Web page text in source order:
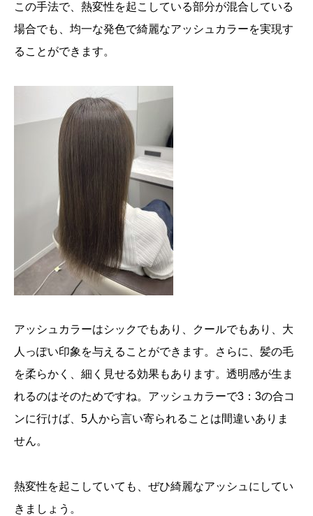
この手法で、熱変性を起こしている部分が混合している
場合でも、均一な発色で綺麗なアッシュカラーを実現す
ることができます。
アッシュカラーはシックでもあり、クールでもあり、大
人っぽい印象を与えることができます。さらに、髪の毛
を柔らかく、細く見せる効果もあります。透明感が生ま
れるのはそのためですね。アッシュカラーで3：3の合コ
ンに行けば、5人から言い寄られることは間違いありま
せん。
熱変性を起こしていても、ぜひ綺麗なアッシュにしてい
きましょう。